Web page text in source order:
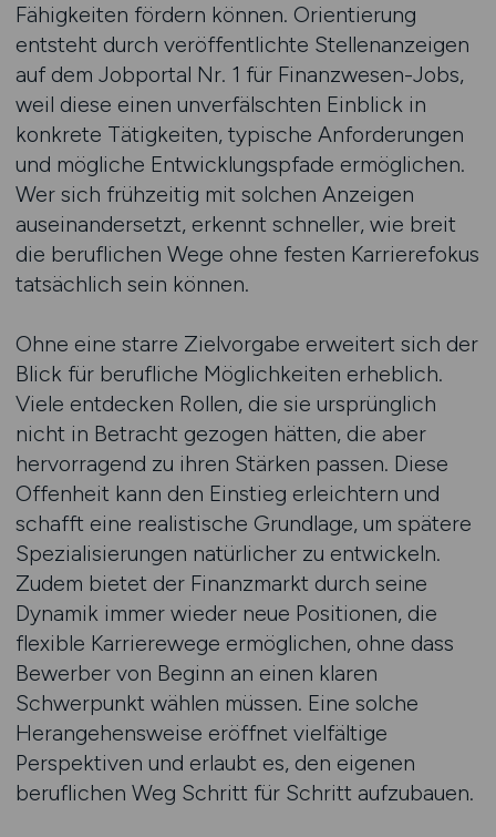
Fähigkeiten fördern können. Orientierung
entsteht durch veröffentlichte Stellenanzeigen
auf dem Jobportal Nr. 1 für Finanzwesen-Jobs,
weil diese einen unverfälschten Einblick in
konkrete Tätigkeiten, typische Anforderungen
und mögliche Entwicklungspfade ermöglichen.
Wer sich frühzeitig mit solchen Anzeigen
auseinandersetzt, erkennt schneller, wie breit
die beruflichen Wege ohne festen Karrierefokus
tatsächlich sein können.
Ohne eine starre Zielvorgabe erweitert sich der
Blick für berufliche Möglichkeiten erheblich.
Viele entdecken Rollen, die sie ursprünglich
nicht in Betracht gezogen hätten, die aber
hervorragend zu ihren Stärken passen. Diese
Offenheit kann den Einstieg erleichtern und
schafft eine realistische Grundlage, um spätere
Spezialisierungen natürlicher zu entwickeln.
Zudem bietet der Finanzmarkt durch seine
Dynamik immer wieder neue Positionen, die
flexible Karrierewege ermöglichen, ohne dass
Bewerber von Beginn an einen klaren
Schwerpunkt wählen müssen. Eine solche
Herangehensweise eröffnet vielfältige
Perspektiven und erlaubt es, den eigenen
beruflichen Weg Schritt für Schritt aufzubauen.